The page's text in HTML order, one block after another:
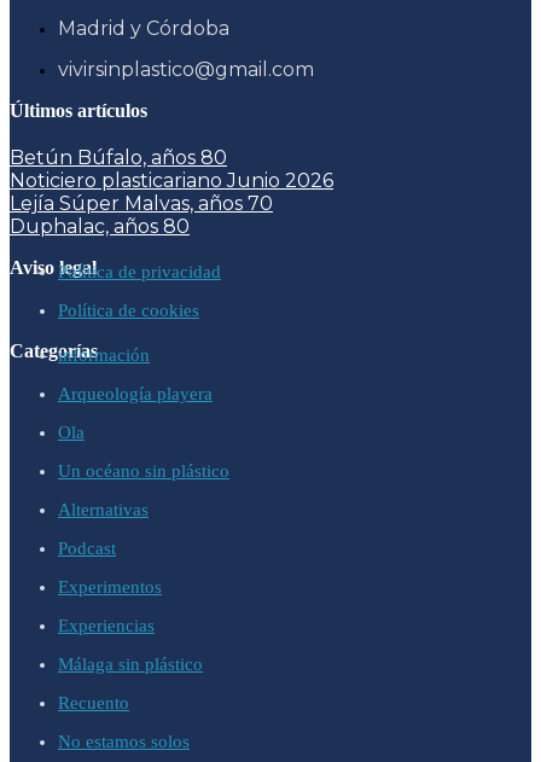
Madrid y Córdoba
vivirsinplastico@gmail.com
Últimos artículos
Betún Búfalo, años 80
Noticiero plasticariano Junio 2026
Lejía Súper Malvas, años 70
Duphalac, años 80
Aviso legalPolítica de privacidad
Política de cookies
Categoríasinformación
Arqueología playera
Ola
Un océano sin plástico
Alternativas
Podcast
Experimentos
Experiencias
Málaga sin plástico
Recuento
No estamos solos